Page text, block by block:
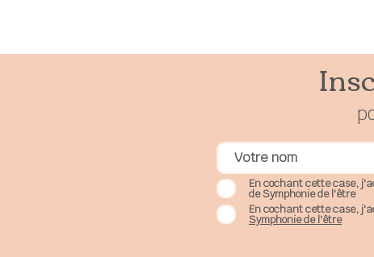
En cochant cette case,
de Symphonie de l'être
En cochant cette case,
Symphonie de l'être